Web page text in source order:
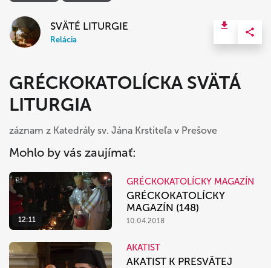
SVÄTÉ LITURGIE
Relácia
GRÉCKOKATOLÍCKA SVÄTÁ
LITURGIA
záznam z Katedrály sv. Jána Krstiteľa v Prešove
Mohlo by vás zaujímať:
12:11
GRÉCKOKATOLÍCKY MAGAZÍN
GRÉCKOKATOLÍCKY
MAGAZÍN (148)
10.04.2018
AKATIST
AKATIST K PRESVÄTEJ